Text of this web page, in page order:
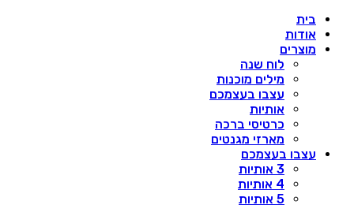
בית
אודות
מוצרים
לוח שנה
מילים מוכנות
עצבו בעצמכם
אותיות
כרטיסי ברכה
מארזי מגנטים
עצבו בעצמכם
3 אותיות
4 אותיות
5 אותיות